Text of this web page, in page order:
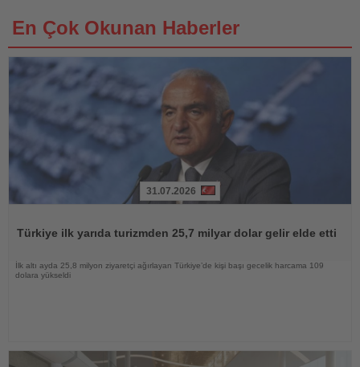
En Çok Okunan Haberler
31.07.2026
Türkiye ilk yarıda turizmden 25,7 milyar dolar gelir elde etti
İlk altı ayda 25,8 milyon ziyaretçi ağırlayan Türkiye’de kişi başı gecelik harcama 109
dolara yükseldi